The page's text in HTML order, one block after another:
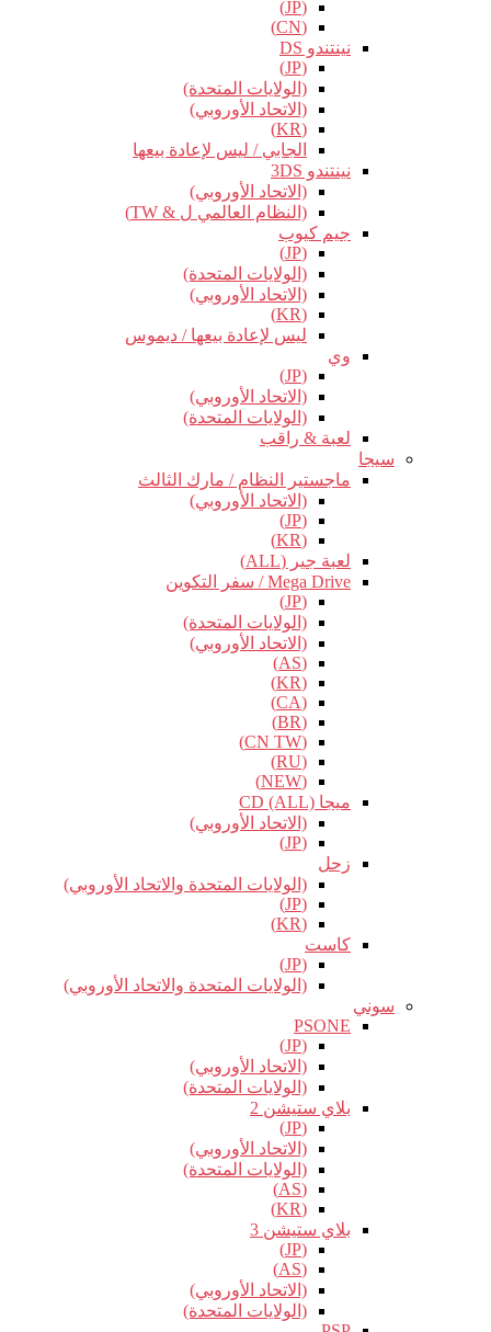
(JP)
(CN)
نينتندو DS
(JP)
(الولايات المتحدة)
(الاتحاد الأوروبي)
(KR)
الجابي / ليس لإعادة بيعها
نينتندو 3DS
(الاتحاد الأوروبي)
(النظام العالمي ل & TW)
جيم كيوب
(JP)
(الولايات المتحدة)
(الاتحاد الأوروبي)
(KR)
ليس لإعادة بيعها / ديموس
وي
(JP)
(الاتحاد الأوروبي)
(الولايات المتحدة)
لعبة & راقب
سيجا
ماجستير النظام / مارك الثالث
(الاتحاد الأوروبي)
(JP)
(KR)
لعبة جير (ALL)
Mega Drive / سفر التكوين
(JP)
(الولايات المتحدة)
(الاتحاد الأوروبي)
(AS)
(KR)
(CA)
(BR)
(CN TW)
(RU)
(NEW)
ميجا CD (ALL)
(الاتحاد الأوروبي)
(JP)
زحل
(الولايات المتحدة والاتحاد الأوروبي)
(JP)
(KR)
كاست
(JP)
(الولايات المتحدة والاتحاد الأوروبي)
سوني
PSONE
(JP)
(الاتحاد الأوروبي)
(الولايات المتحدة)
بلاي ستيشن 2
(JP)
(الاتحاد الأوروبي)
(الولايات المتحدة)
(AS)
(KR)
بلاي ستيشن 3
(JP)
(AS)
(الاتحاد الأوروبي)
(الولايات المتحدة)